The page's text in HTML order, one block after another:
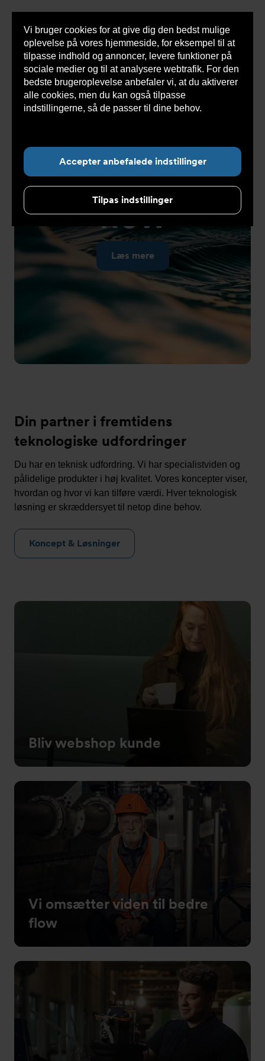
Vi bruger cookies for at give dig den bedst mulige
oplevelse på vores hjemmeside, for eksempel til at
tilpasse indhold og annoncer, levere funktioner på
sociale medier og til at analysere webtrafik. For den
bedste brugeroplevelse anbefaler vi, at du aktiverer
alle cookies, men du kan også tilpasse
indstillingerne, så de passer til dine behov.
Accepter anbefalede indstillinger
Tilpas indstillinger
Get intothe
flow
Læs mere
Din partner i fremtidens
teknologiske udfordringer
Du har en teknisk udfordring. Vi har specialistviden og
pålidelige produkter i høj kvalitet. Vores koncepter viser,
hvordan og hvor vi kan tilføre værdi. Hver teknologisk
løsning er skræddersyet til netop dine behov.
Koncept & Løsninger
Bliv webshop kunde
Vi omsætter viden til bedre
flow